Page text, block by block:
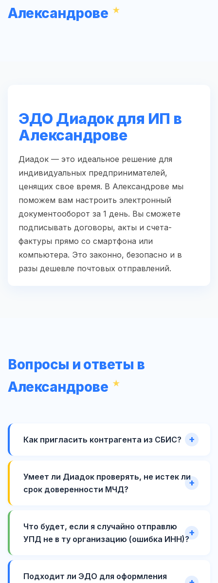
Александрове
ЭДО Диадок для ИП в
Александрове
Диадок — это идеальное решение для
индивидуальных предпринимателей,
ценящих свое время. В Александрове мы
поможем вам настроить электронный
документооборот за 1 день. Вы сможете
подписывать договоры, акты и счета-
фактуры прямо со смартфона или
компьютера. Это законно, безопасно и в
разы дешевле почтовых отправлений.
Вопросы и ответы в
Александрове
Как пригласить контрагента из СБИС?
Умеет ли Диадок проверять, не истек ли
срок доверенности МЧД?
Что будет, если я случайно отправлю
УПД не в ту организацию (ошибка ИНН)?
Подходит ли ЭДО для оформления